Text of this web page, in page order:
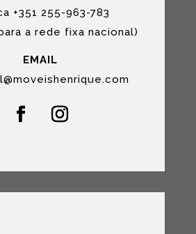
+351 255-963-783
a rede fixa nacional)
EMAIL